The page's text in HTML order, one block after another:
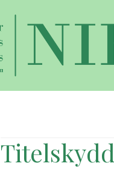
Titelskydd